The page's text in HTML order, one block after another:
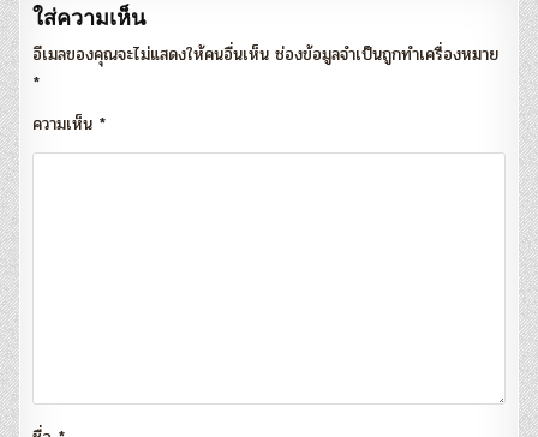
ใส่ความเห็น
อีเมลของคุณจะไม่แสดงให้คนอื่นเห็น ช่องข้อมูลจำเป็นถูกทำเครื่องหมาย
*
ความเห็น *